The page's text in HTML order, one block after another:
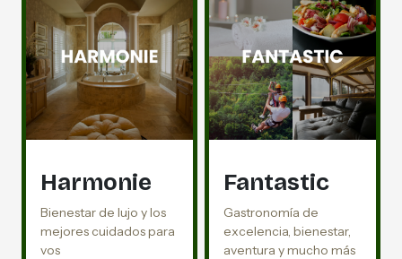
Harmonie
Bienestar de lujo y los
mejores cuidados para
vos
Fantastic
Gastronomía de
excelencia, bienestar,
aventura y mucho más